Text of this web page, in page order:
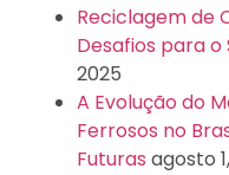
Reciclagem de
Desafios para
2025
A Evolução do
Ferrosos no
Futuras agosto